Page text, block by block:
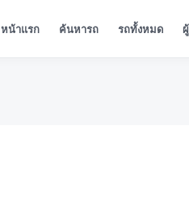
หน้าแรก ค้นหารถ รถทั้งหมด